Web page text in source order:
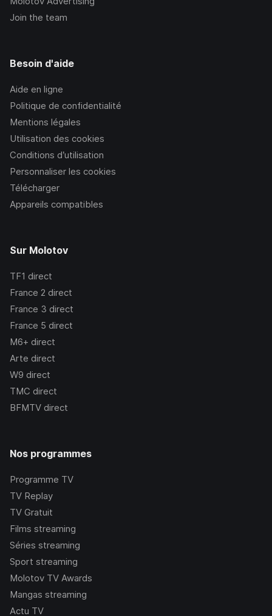
Join the team
Besoin d'aide
Aide en ligne
Politique de confidentialité
Mentions légales
Utilisation des cookies
Conditions d’utilisation
Personnaliser les cookies
Télécharger
Appareils compatibles
Sur Molotov
TF1 direct
France 2 direct
France 3 direct
France 5 direct
M6+ direct
Arte direct
W9 direct
TMC direct
BFMTV direct
Nos programmes
Programme TV
TV Replay
TV Gratuit
Films streaming
Séries streaming
Sport streaming
Molotov TV Awards
Mangas streaming
Actu TV